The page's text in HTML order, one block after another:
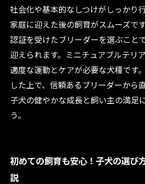
社会化や基本的なしつけがしっかり
家庭に迎えた後の飼育がスムーズで
認証を受けたブリーダーを選ぶこと
迎えられます。ミニチュアブルテリ
適度な運動とケアが必要な犬種です
した上で、信頼あるブリーダーから
子犬の健やかな成長と飼い主の満足
う。
初めての飼育も安心！子犬の選び
説